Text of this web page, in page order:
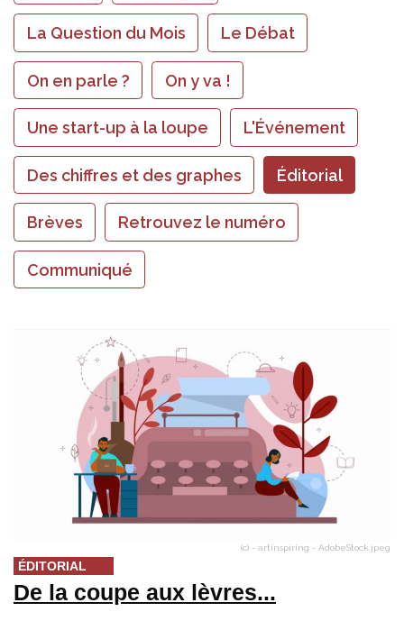
La Question du Mois Le Débat
On en parle ? On y va !
Une start-up à la loupe L'Événement
Des chiffres et des graphes Éditorial
Brèves Retrouvez le numéro
Communiqué
(c) - artinspiring - AdobeStock.jpeg
ÉDITORIAL
De la coupe aux lèvres...